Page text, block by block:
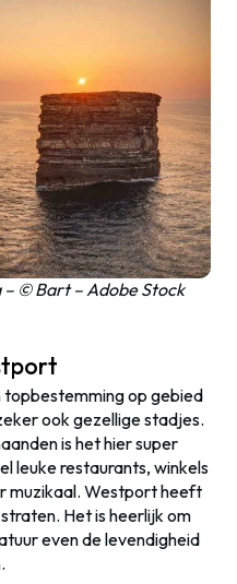
© Bart – Adobe Stock
topbestemming op gebied
ook gezellige stadjes.
is het hier super
leuke restaurants, winkels
muzikaal. Westport heeft
Het is heerlijk om
even de levendigheid